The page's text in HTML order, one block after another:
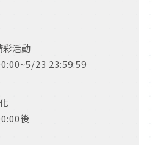
彩活動
23 23:59:59
後